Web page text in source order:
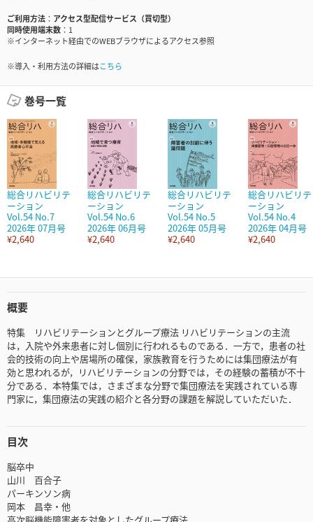
ご利用方法
アクセス型配信サービス（買切型）
同時使用端末数
1
※インターネット経由でのWEBブラウザによるアクセス参照
※導入・利用方法の詳細はこちら
巻号一覧
総合リハビリテ
ーション
Vol.54 No.7
2026年 07月号
¥2,640
総合リハビリテ
ーション
Vol.54 No.6
2026年 06月号
¥2,640
総合リハビリテ
ーション
Vol.54 No.5
2026年 05月号
¥2,640
総合リハビリテ
ーション
Vol.54 No.4
2026年 04月号
¥2,640
概要
特集 リハビリテーションとグループ療法 リハビリテーションの主流
は，入院や外来患者に対し個別に行われるものである．一方で，患者の社
会的技術の向上や居場所の確保，家族教育を行うためには集団療法が有
効と思われるが，リハビリテーションの分野では，その経験の蓄積が不十
分である．本特集では，さまざまな分野で集団療法を実践されている専
門家に，集団療法の実践の紹介と各分野の課題を解説していただいた．
目次
脳卒中
山川 百合子
パーキンソン病
岡本 昌幸・他